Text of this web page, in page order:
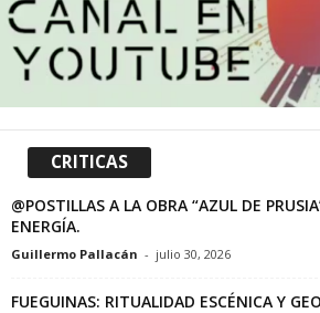
CRITICAS
@POSTILLAS A LA OBRA “AZUL DE
ENERGÍA.
Guillermo Pallacán - julio 30, 2026
FUEGUINAS: RITUALIDAD ESCÉNICA Y